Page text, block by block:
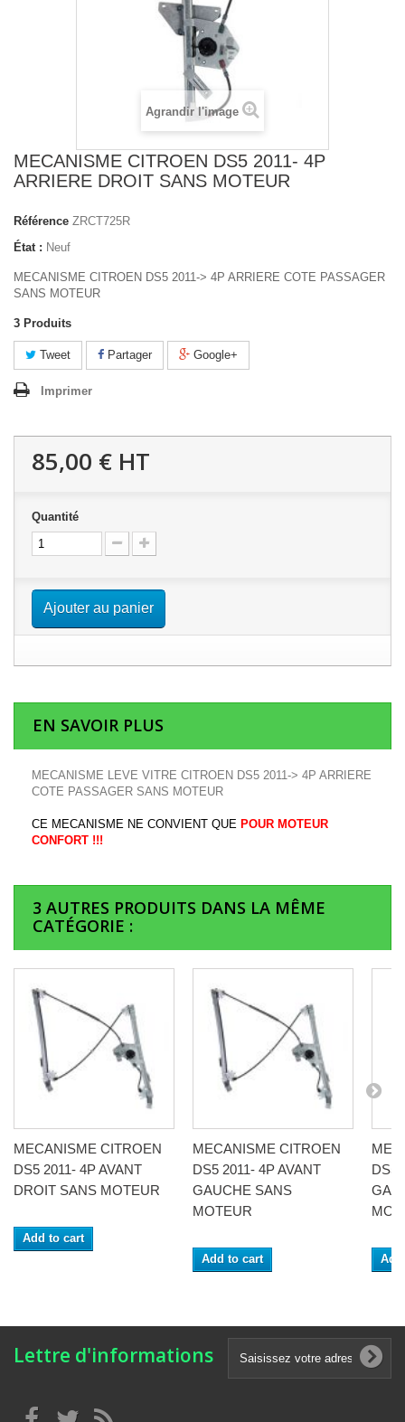
Agrandir l'image
MECANISME CITROEN DS5 2011- 4P
ARRIERE DROIT SANS MOTEUR
Référence ZRCT725R
État : Neuf
MECANISME CITROEN DS5 2011-> 4P ARRIERE COTE PASSAGER
SANS MOTEUR
3 Produits
Tweet Partager Google+
Imprimer
85,00 € HT
Quantité
Ajouter au panier
EN SAVOIR PLUS
MECANISME LEVE VITRE CITROEN DS5 2011-> 4P ARRIERE
COTE PASSAGER SANS MOTEUR
CE MECANISME NE CONVIENT QUE POUR MOTEUR
CONFORT !!!
3 AUTRES PRODUITS DANS LA MÊME
CATÉGORIE :
MECANISME CITROEN
DS5 2011- 4P AVANT
DROIT SANS MOTEUR
Add to cart
MECANISME CITROEN
DS5 2011- 4P AVANT
GAUCHE SANS
MOTEUR
Add to cart
DS5
Lettre d'informations